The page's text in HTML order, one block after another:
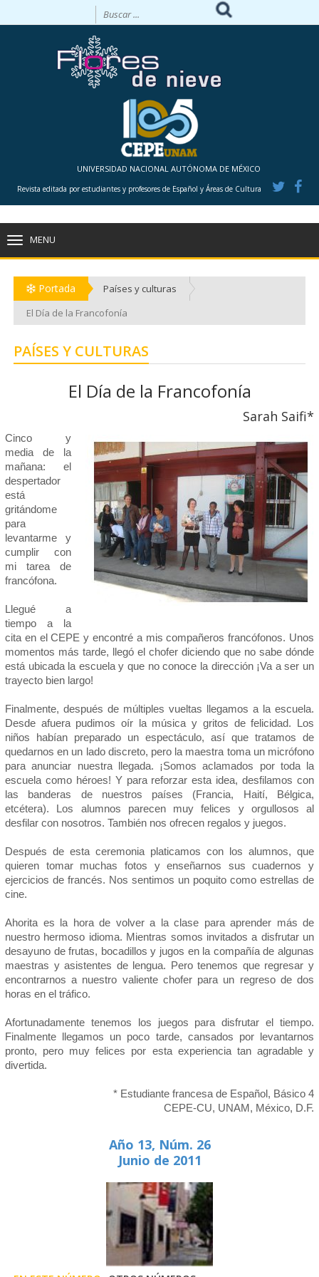
UNIVERSIDAD NACIONAL AUTÓNOMA DE MÉXICO
Revista editada por estudiantes y profesores de Español y Áreas de Cultura
MENU
Portada
Países y culturas
El Día de la Francofonía
PAÍSES Y CULTURAS
El Día de la Francofonía
Sarah Saifi*
Cinco y
media de la
mañana: el
despertador
está
gritándome
para
levantarme y
cumplir con
mi tarea de
francófona.
Llegué a
tiempo a la
cita en el CEPE y encontré a mis compañeros francófonos. Unos
momentos más tarde, llegó el chofer diciendo que no sabe dónde
está ubicada la escuela y que no conoce la dirección ¡Va a ser un
trayecto bien largo!
Finalmente, después de múltiples vueltas llegamos a la escuela.
Desde afuera pudimos oír la música y gritos de felicidad. Los
niños habían preparado un espectáculo, así que tratamos de
quedarnos en un lado discreto, pero la maestra toma un micrófono
para anunciar nuestra llegada. ¡Somos aclamados por toda la
escuela como héroes! Y para reforzar esta idea, desfilamos con
las banderas de nuestros países (Francia, Haití, Bélgica,
etcétera). Los alumnos parecen muy felices y orgullosos al
desfilar con nosotros. También nos ofrecen regalos y juegos.
Después de esta ceremonia platicamos con los alumnos, que
quieren tomar muchas fotos y enseñarnos sus cuadernos y
ejercicios de francés. Nos sentimos un poquito como estrellas de
cine.
Ahorita es la hora de volver a la clase para aprender más de
nuestro hermoso idioma. Mientras somos invitados a disfrutar un
desayuno de frutas, bocadillos y jugos en la compañía de algunas
maestras y asistentes de lengua. Pero tenemos que regresar y
encontrarnos a nuestro valiente chofer para un regreso de dos
horas en el tráfico.
Afortunadamente tenemos los juegos para disfrutar el tiempo.
Finalmente llegamos un poco tarde, cansados por levantarnos
pronto, pero muy felices por esta experiencia tan agradable y
divertida.
* Estudiante francesa de Español, Básico 4
CEPE-CU, UNAM, México, D.F.
Año 13, Núm. 26
Junio de 2011